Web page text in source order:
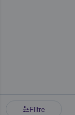
Filtre